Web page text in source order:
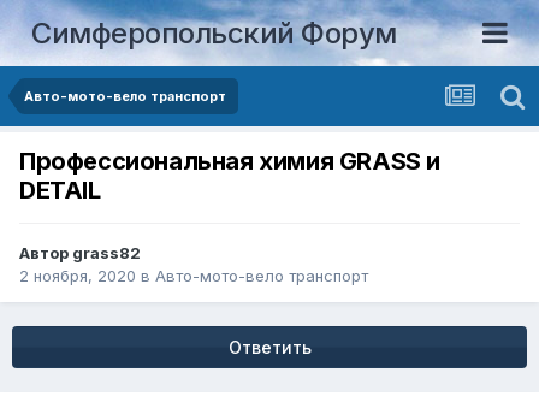
Симферопольский Форум
Авто-мото-вело транспорт
Профессиональная химия GRASS и
DETAIL
Автор grass82
2 ноября, 2020 в Авто-мото-вело транспорт
Ответить